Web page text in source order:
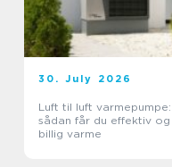
30. July 2026
Luft til luft varmepumpe:
sådan får du effektiv og
billig varme